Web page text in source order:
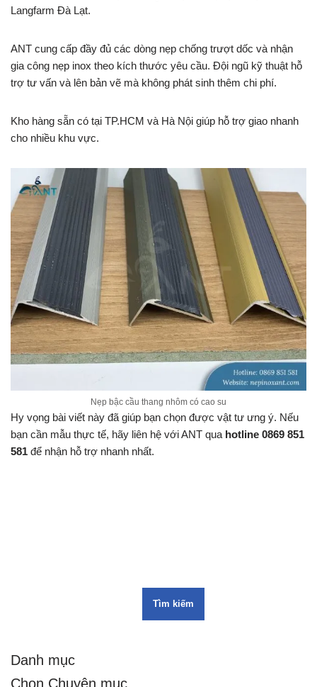
Langfarm Đà Lạt.
ANT cung cấp đầy đủ các dòng nẹp chống trượt dốc và nhận
gia công nẹp inox theo kích thước yêu cầu. Đội ngũ kỹ thuật hỗ
trợ tư vấn và lên bản vẽ mà không phát sinh thêm chi phí.
Kho hàng sẵn có tại TP.HCM và Hà Nội giúp hỗ trợ giao nhanh
cho nhiều khu vực.
Nẹp bậc cầu thang nhôm có cao su
Hy vọng bài viết này đã giúp bạn chọn được vật tư ưng ý. Nếu
bạn cần mẫu thực tế, hãy liên hệ với ANT qua hotline 0869 851
581 để nhận hỗ trợ nhanh nhất.
Tìm kiếm
Danh mục